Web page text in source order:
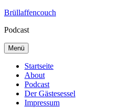
Zum
springen
Brüllaffencouch
Podcast
Menü
Startseite
About
Podcast
Der Gästesessel
Impressum